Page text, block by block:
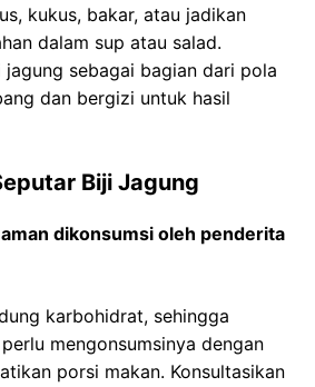
kukus, bakar, atau jadikan
dalam sup atau salad.
jagung sebagai bagian dari pola
dan bergizi untuk hasil
Biji Jagung
dikonsumsi oleh penderita
karbohidrat, sehingga
mengonsumsinya dengan
porsi makan. Konsultasikan